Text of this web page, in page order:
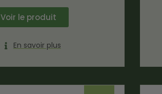
Voir le produit
En savoir plus